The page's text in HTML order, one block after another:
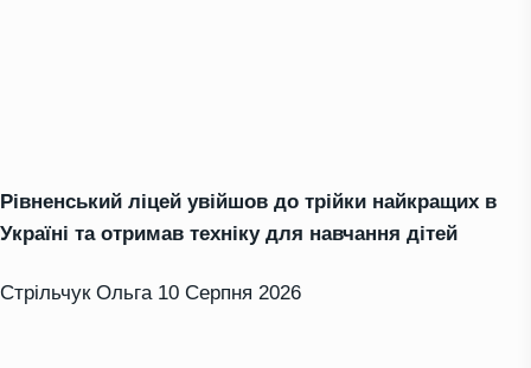
Рівненський ліцей увійшов до трійки найкращих в
Україні та отримав техніку для навчання дітей
Стрільчук Ольга 10 Серпня 2026